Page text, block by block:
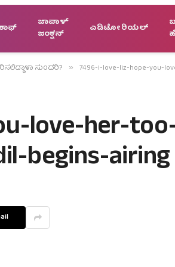
ಜಾಪಾಳ್
ಜಂಕ್ಷನ್
ಎಡಿಟೋರಿಯಲ್
ಸುಂದರಿ? » 7496-i-love-liz-hope-you-
love-her-
begins-airing